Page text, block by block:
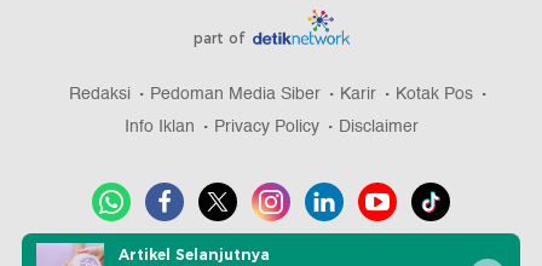
part of
Redaksi Pedoman Media Siber Karir
Kotak Pos
Info Iklan
Privacy Policy Disclaimer
Download aplikasi detikcom
Artikel Selanjutnya